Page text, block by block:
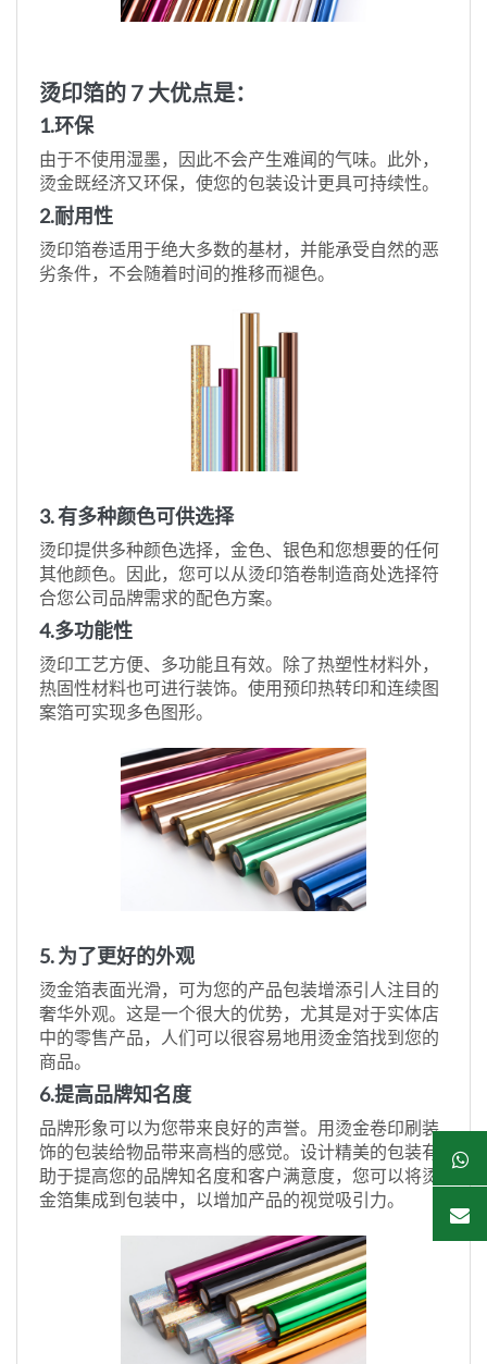
烫印箔的 7 大优点是：
1.环保
由于不使用湿墨，因此不会产生难闻的气味。此外，
烫金既经济又环保，使您的包装设计更具可持续性。
2.耐用性
烫印箔卷适用于绝大多数的基材，并能承受自然的恶
劣条件，不会随着时间的推移而褪色。
3. 有多种颜色可供选择
烫印提供多种颜色选择，金色、银色和您想要的任何
其他颜色。因此，您可以从烫印箔卷制造商处选择符
合您公司品牌需求的配色方案。
4.多功能性
烫印工艺方便、多功能且有效。除了热塑性材料外，
热固性材料也可进行装饰。使用预印热转印和连续图
案箔可实现多色图形。
5. 为了更好的外观
烫金箔表面光滑，可为您的产品包装增添引人注目的
奢华外观。这是一个很大的优势，尤其是对于实体店
中的零售产品，人们可以很容易地用烫金箔找到您的
商品。
6.提高品牌知名度
品牌形象可以为您带来良好的声誉。用烫金卷印刷装
饰的包装给物品带来高档的感觉。设计精美的包装有
助于提高您的品牌知名度和客户满意度，您可以将烫
金箔集成到包装中，以增加产品的视觉吸引力。